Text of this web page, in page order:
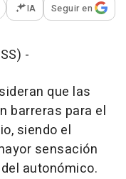
opciones para
IA Seguir en
-
que las
barreras para el
siendo el
sensación
autonómico.